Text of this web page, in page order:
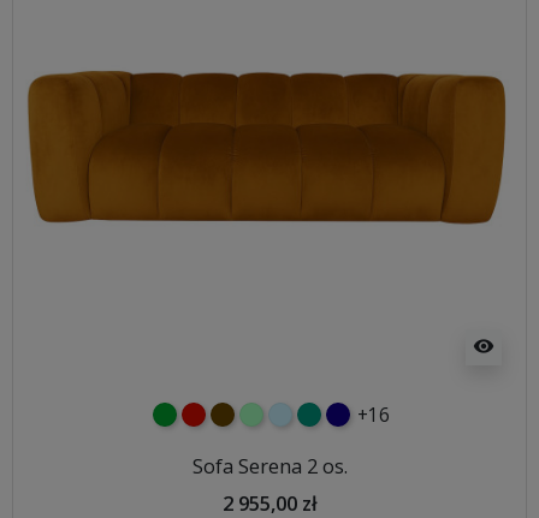
visibility
zielonyczerwony
czekoladowy
miętowybłękitnyturkusowy
granatowy
+16
Sofa Serena 2 os.
2 955,00 zł